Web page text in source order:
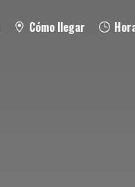
Cómo llegar